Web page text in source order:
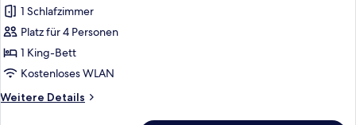
Suite,
1 King-
Bett,
Poolblick
anzeigen
1 Schlafzimmer
Platz für 4 Personen
1 King-Bett
Kostenloses WLAN
Weitere Details
Weitere